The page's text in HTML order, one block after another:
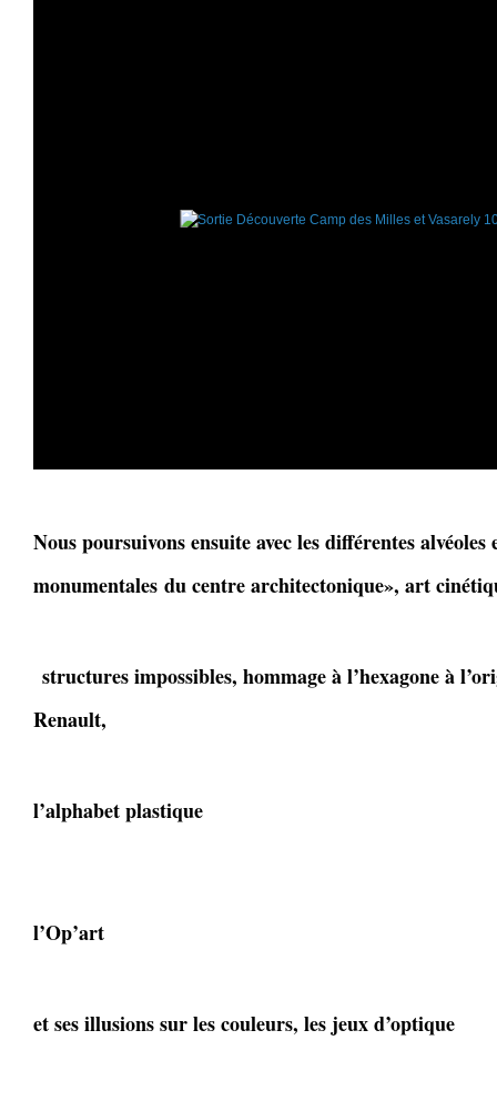
Nous poursuivons ensuite avec les différentes
monumentales du centre architectonique», art
structures impossibles, hommage à l’hexagone à
Renault,
l’alphabet plastique
l’Op’art
et ses illusions sur les couleurs, les jeux d’optique